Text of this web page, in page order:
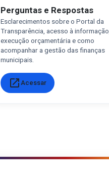
Perguntas e Respostas
Esclarecimentos sobre o Portal da
Transparência, acesso à informação,
execução orçamentária e como
acompanhar a gestão das finanças
municipais.
open_in_new Acessar